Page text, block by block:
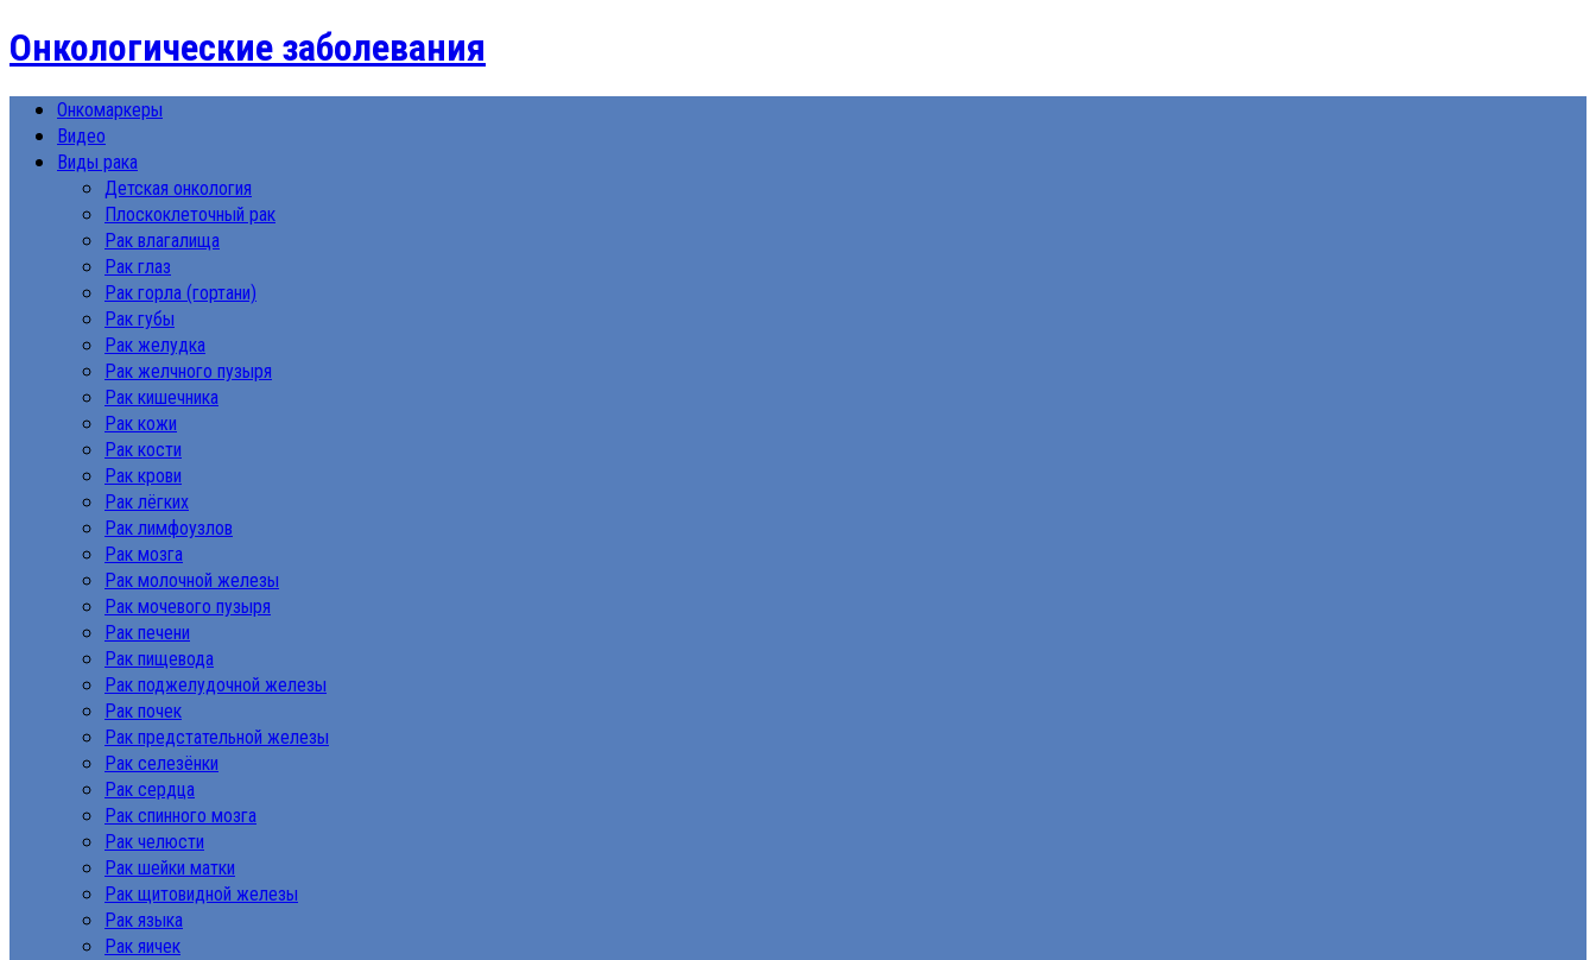
Онкологические заболевания
Онкомаркеры
Видео
Виды рака
Детская онкология
Плоскоклеточный рак
Рак влагалища
Рак глаз
Рак горла (гортани)
Рак губы
Рак желудка
Рак желчного пузыря
Рак кишечника
Рак кожи
Рак кости
Рак крови
Рак лёгких
Рак лимфоузлов
Рак мозга
Рак молочной железы
Рак мочевого пузыря
Рак печени
Рак пищевода
Рак поджелудочной железы
Рак почек
Рак предстательной железы
Рак селезёнки
Рак сердца
Рак спинного мозга
Рак челюсти
Рак шейки матки
Рак щитовидной железы
Рак языка
Рак яичек